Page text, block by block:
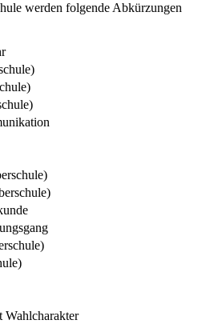
werden folgende Abkürzungen
Wahlcharakter